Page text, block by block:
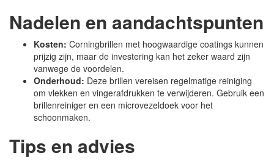
Nadelen en aandachtspunten
Kosten: Corningbrillen met hoogwaardige coatings kunnen
prijzig zijn, maar de investering kan het zeker waard zijn
vanwege de voordelen.
Onderhoud: Deze brillen vereisen regelmatige reiniging
om vlekken en vingerafdrukken te verwijderen. Gebruik een
brillenreiniger en een microvezeldoek voor het
schoonmaken.
Tips en advies